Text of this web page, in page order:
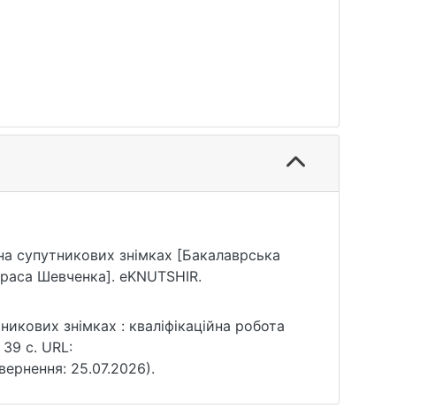
супутникових знімках [Бакалаврська
Шевченка]. eKNUTSHIR.
знімках : кваліфікаційна робота
с. URL:
25.07.2026).